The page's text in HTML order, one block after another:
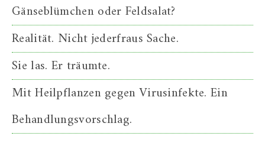
Gänseblümchen oder Feldsalat?
Realität. Nicht jederfraus Sache.
Sie las. Er träumte.
Mit Heilpflanzen gegen Virusinfekte. Ein
Behandlungsvorschlag.